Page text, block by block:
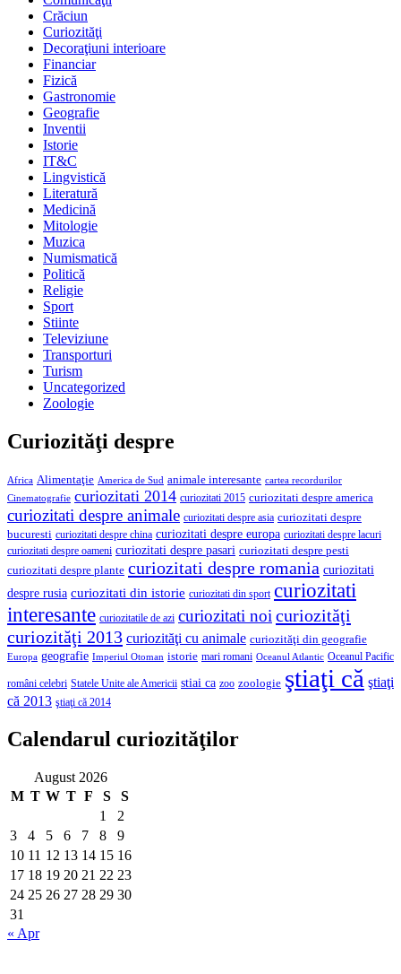
Crăciun
Curiozităţi
Decoraţiuni interioare
Financiar
Fizică
Gastronomie
Geografie
Inventii
Istorie
IT&C
Lingvistică
Literatură
Medicină
Mitologie
Muzica
Numismatică
Politică
Religie
Sport
Stiinte
Televiziune
Transporturi
Turism
Uncategorized
Zoologie
Curiozităţi despre
Africa Alimentaţie America de Sud animale interesante cartea recordurilor
Cinematografie curiozitati 2014 curiozitati 2015 curiozitati despre america
curiozitati despre animale curiozitati despre asia curiozitati despre
bucuresti curiozitati despre china curiozitati despre europa curiozitati despre lacuri
curiozitati despre oameni curiozitati despre pasari curiozitati despre pesti
curiozitati despre plante curiozitati despre romania curiozitati
despre rusia curiozitati din istorie curiozitati din sport curiozitati
interesante curiozitatile de azi curiozitati noicuriozităţi
curiozităţi 2013 curiozităţi cu animale curiozităţi din geografie
Europa geografie Imperiul Otoman istorie mari romani Oceanul Atlantic Oceanul Pacific
români celebri Statele Unite ale Americii stiai ca zoo zoologie ştiaţi că ştiaţi
că 2013 ştiaţi că 2014
Calendarul curiozităţilor
August 2026
M T W T F S
S
1
2
3
4 5 6 7 8
9
10 11 12 13 14 15 16
17 18 19 20 21 22 23
24 25 26 27 28 29 30
31
« Apr